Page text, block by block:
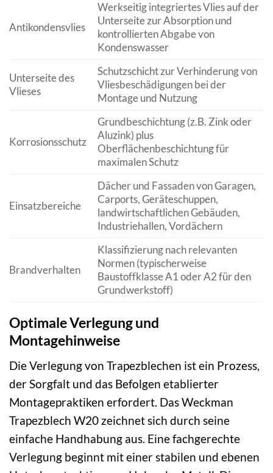
Antikondensvlies
Werkseitig integriertes Vlies auf der
Unterseite zur Absorption und
kontrollierten Abgabe von
Kondenswasser
Unterseite des
Vlieses
Schutzschicht zur Verhinderung von
Vliesbeschädigungen bei der
Montage und Nutzung
Korrosionsschutz
Grundbeschichtung (z.B. Zink oder
Aluzink) plus
Oberflächenbeschichtung für
maximalen Schutz
Einsatzbereiche
Dächer und Fassaden von Garagen,
Carports, Geräteschuppen,
landwirtschaftlichen Gebäuden,
Industriehallen, Vordächern
Brandverhalten
Klassifizierung nach relevanten
Normen (typischerweise
Baustoffklasse A1 oder A2 für den
Grundwerkstoff)
Optimale Verlegung und
Montagehinweise
Die Verlegung von Trapezblechen ist ein Prozess,
der Sorgfalt und das Befolgen etablierter
Montagepraktiken erfordert. Das Weckman
Trapezblech W20 zeichnet sich durch seine
einfache Handhabung aus. Eine fachgerechte
Verlegung beginnt mit einer stabilen und ebenen